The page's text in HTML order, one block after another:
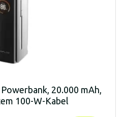
20.000 mAh,
100-W-Kabel